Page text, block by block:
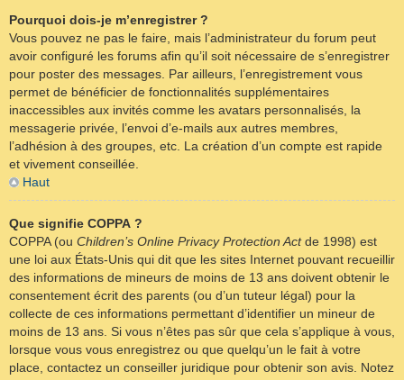
Pourquoi dois-je m’enregistrer ?
Vous pouvez ne pas le faire, mais l’administrateur du forum peut
avoir configuré les forums afin qu’il soit nécessaire de s’enregistrer
pour poster des messages. Par ailleurs, l’enregistrement vous
permet de bénéficier de fonctionnalités supplémentaires
inaccessibles aux invités comme les avatars personnalisés, la
messagerie privée, l’envoi d’e-mails aux autres membres,
l’adhésion à des groupes, etc. La création d’un compte est rapide
et vivement conseillée.
Haut
Que signifie COPPA ?
COPPA (ou Children’s Online Privacy Protection Actde 1998) est
une loi aux États-Unis qui dit que les sites Internet pouvant recueillir
des informations de mineurs de moins de 13 ans doivent obtenir le
consentement écrit des parents (ou d’un tuteur légal) pour la
collecte de ces informations permettant d’identifier un mineur de
moins de 13 ans. Si vous n’êtes pas sûr que cela s’applique à vous,
lorsque vous vous enregistrez ou que quelqu’un le fait à votre
place, contactez un conseiller juridique pour obtenir son avis. Notez